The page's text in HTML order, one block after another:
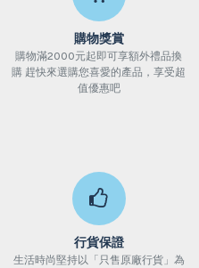
購物獎賞
購物滿2000元起即可享額外禮品換
購 趕快來選購您喜愛的產品，享受超
值優惠吧
行貨保證
生活時尚堅持以「只售原廠行貨」為